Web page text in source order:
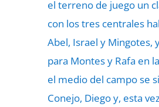
el terreno de juego un
con los tres centrales
Abel, Israel y Mingotes,
para Montes y Rafa en
el medio del campo se
Conejo, Diego y, esta